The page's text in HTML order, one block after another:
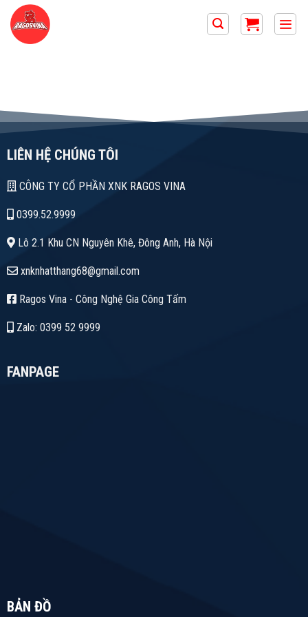
Skip
content
LIÊN HỆ CHÚNG TÔI
CÔNG TY CỔ PHẦN XNK RAGOS VINA
0399.52.9999
Lô 2.1 Khu CN Nguyên Khê, Đông Anh, Hà Nội
xnknhatthang68@gmail.com
Ragos Vina - Công Nghệ Gia Công Tấm
Zalo: 0399 52 9999
FANPAGE
BẢN ĐỒ